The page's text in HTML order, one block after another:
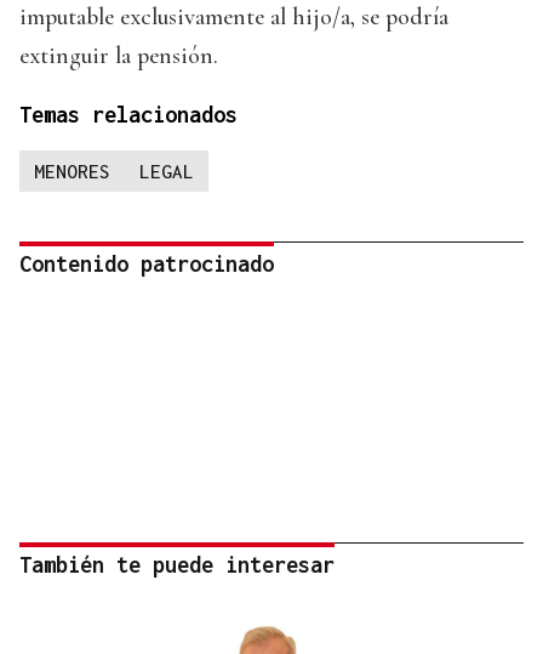
imputable exclusivamente al hijo/a, se podría
extinguir la pensión.
Temas relacionados
MENORES LEGAL
Contenido patrocinado
También te puede interesar